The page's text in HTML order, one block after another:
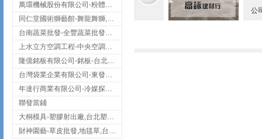
萬環機械股份有限公司-粉體塗裝設備,輸送機,輸送機設備,台南輸送機
同仁堂國術獅藝館-舞龍舞獅,台中舞龍舞獅
台南蔬菜批發-全豐蔬菜批發專送/台南蔬菜箱宅配到府
上水立方空調工程-中央空調規劃,台北中央空調規劃
隆億銘板有限公司-銘板-台北銘板-板橋銘板
台灣袋業企業有限公司-東發企業社/台中太空袋/太空包
年達行商業有限公司-冷媒探漏儀,壓力錶組,真空泵浦,台北冷凍空調材料
聯發當鋪
大桐模具-塑膠射出廠,台北塑膠射出廠
財神園藝-草皮批發,地毯草,台北草,彰化地毯草,彰化台北草
公